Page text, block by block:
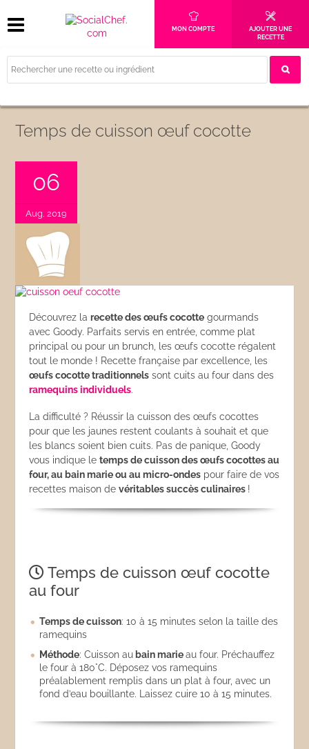
MON COMPTE
AJOUTER UNE
RECETTE
Temps de cuisson œuf cocotte
06
Aug, 2019
Découvrez larecette des œufs cocotte gourmands
avec Goody. Parfaits servis en entrée, comme plat
principal ou pour un brunch, les œufs cocotte régalent
tout le monde ! Recette française par excellence, les
œufs cocotte traditionnels sont cuits au four dans des
ramequins individuels.
La difficulté ? Réussir la cuisson des œufs cocottes
pour que les jaunes restent coulants à souhait et que
les blancs soient bien cuits. Pas de panique, Goody
vous indique letemps de cuisson des œufs cocottes au
four, au bain marie ou au micro-ondes pour faire de vos
recettes maison devéritables succès culinaires !
Temps de cuisson œuf cocotte
au four
Temps de cuisson: 10 à 15 minutes selon la taille des
ramequins
Méthode: Cuisson au bain marieau four. Préchauffez
le four à 180°C. Déposez vos ramequins
préalablement remplis dans un plat à four, avec un
fond d’eau bouillante. Laissez cuire 10 à 15 minutes.